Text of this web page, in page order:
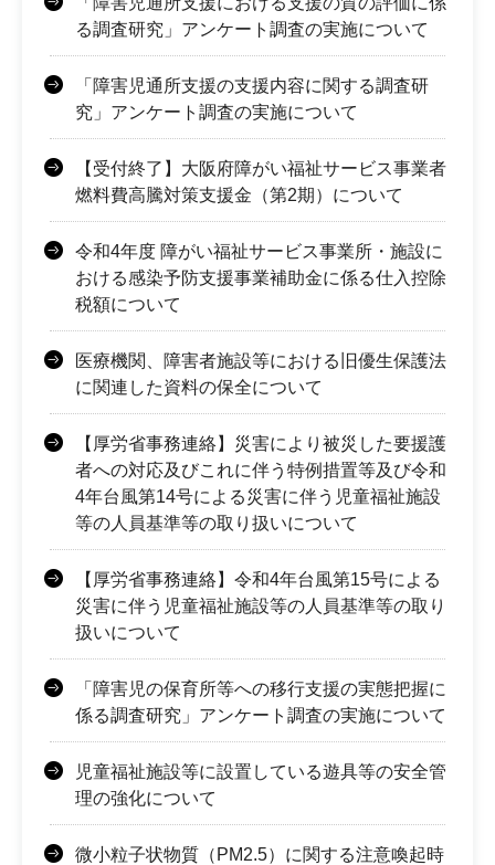
る調査研究」アンケート調査の実施について
「障害児通所支援の支援内容に関する調査研
究」アンケート調査の実施について
【受付終了】大阪府障がい福祉サービス事業者
燃料費高騰対策支援金（第2期）について
令和4年度 障がい福祉サービス事業所・施設に
おける感染予防支援事業補助金に係る仕入控除
税額について
医療機関、障害者施設等における旧優生保護法
に関連した資料の保全について
【厚労省事務連絡】災害により被災した要援護
者への対応及びこれに伴う特例措置等及び令和
4年台風第14号による災害に伴う児童福祉施設
等の人員基準等の取り扱いについて
【厚労省事務連絡】令和4年台風第15号による
災害に伴う児童福祉施設等の人員基準等の取り
扱いについて
「障害児の保育所等への移行支援の実態把握に
係る調査研究」アンケート調査の実施について
児童福祉施設等に設置している遊具等の安全管
理の強化について
微小粒子状物質（PM2.5）に関する注意喚起時